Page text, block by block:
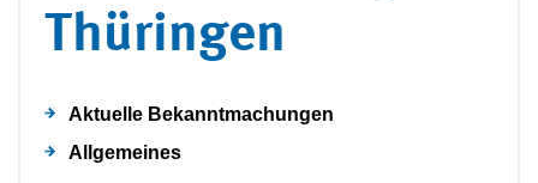
Thüringen
Aktuelle Bekanntmachungen
Allgemeines